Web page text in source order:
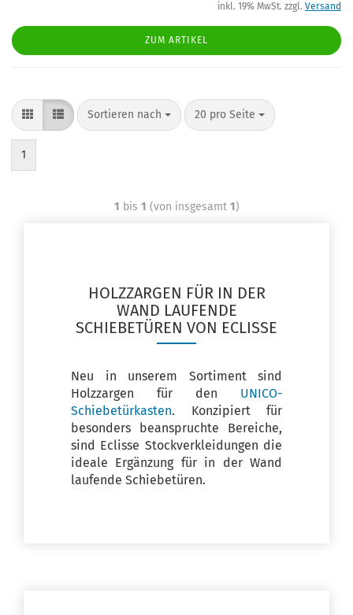
inkl. 19% MwSt. zzgl. Versand
ZUM ARTIKEL
Sortieren nach 20 pro Seite
1
1 bis 1 (von insgesamt 1)
HOLZZARGEN FÜR IN DER
WAND LAUFENDE
SCHIEBETÜREN VON ECLISSE
Neu in unserem Sortiment sind
Holzzargen für den UNICO-
Schiebetürkasten. Konzipiert für
besonders beanspruchte Bereiche,
sind Eclisse Stockverkleidungen die
ideale Ergänzung für in der Wand
laufende Schiebetüren.